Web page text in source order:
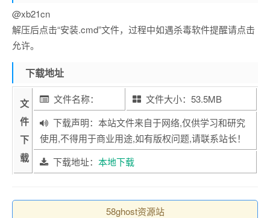
@xb21cn
解压后点击“安装.cmd”文件，过程中如遇杀毒软件提醒请点击
允许。
下载地址
文
件
下
载
文件名称：
文件大小：53.5MB
下载声明：本站文件来自于网络,仅供学习和研究
使用,不得用于商业用途,如有版权问题,请联系站长！
下载地址： 本地下载
58ghost资源站